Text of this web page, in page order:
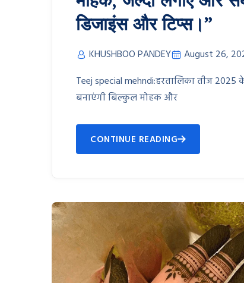
डिजाइंस और टिप्स।”
KHUSHBOO PANDEY August 26,
Teej special mehndi:हरतालिका तीज
बनाएंगी बिल्कुल मोहक और
CONTINUE READING